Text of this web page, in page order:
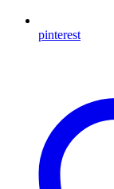
pinterest